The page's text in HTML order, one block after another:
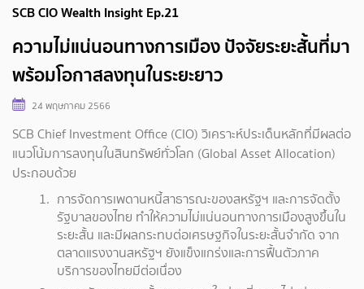
SCB CIO Wealth Insight Ep.21
ความไม่แน่นอนทางการเมือง ปัจจัยระยะสั้นที่มา
พร้อมโอกาสลงทุนในระยะยาว
24 พฤษภาคม 2566
SCB Chief Investment Office (CIO) วิเคราะห์ประเด็นหลักที่มีผลต่อ
แนวโน้มการลงทุนในสินทรัพย์ทั่วโลก (Global Asset Allocation)
ประกอบด้วย
การจัดการเพดานหนี้สาธารณะของสหรัฐฯ และการจัดตั้ง
รัฐบาลของไทย ทำให้ความไม่แน่นอนทางการเมืองสูงขึ้นใน
ระยะสั้น และมีผลกระทบต่อเศรษฐกิจในระยะสั้นจำกัด จาก
ตลาดแรงงานสหรัฐฯ ยังแข็งแกร่งและการฟื้นตัวภาค
บริการของไทยมีต่อเนื่อง